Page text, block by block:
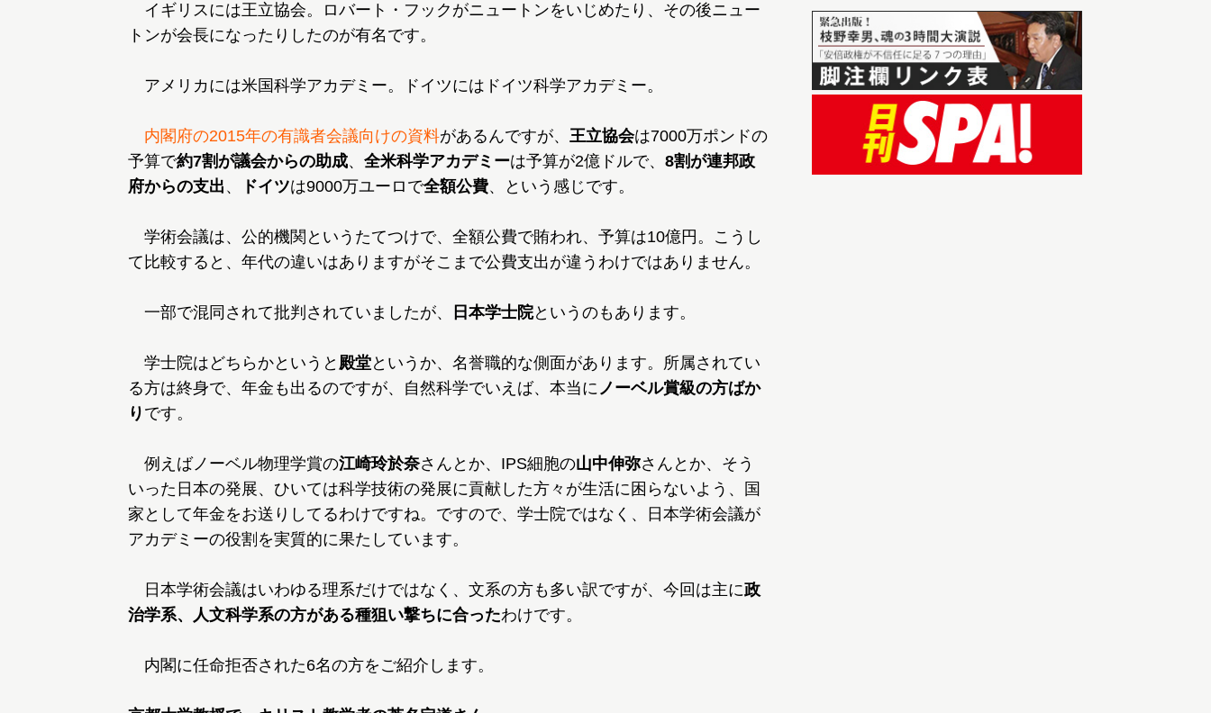
イギリスには王立協会。ロバート・フックがニュートンをいじめたり、その後ニュー
トンが会長になったりしたのが有名です。
アメリカには米国科学アカデミー。ドイツにはドイツ科学アカデミー。
内閣府の2015年の有識者会議向けの資料があるんですが、 王立協会は7000万ポンドの
予算で約7割が議会からの助成、 全米科学アカデミーは予算が2億ドルで、 8割が連邦政
府からの支出 、 ドイツは9000万ユーロで全額公費、という感じです。
学術会議は、公的機関というたてつけで、全額公費で賄われ、予算は10億円。こうし
て比較すると、年代の違いはありますがそこまで公費支出が違うわけではありません。
一部で混同されて批判されていましたが、 日本学士院というのもあります。
学士院はどちらかというと 殿堂というか、名誉職的な側面があります。所属されてい
る方は終身で、年金も出るのですが、自然科学でいえば、本当にノーベル賞級の方ばか
り です。
例えばノーベル物理学賞の江崎玲於奈さんとか、IPS細胞の山中伸弥さんとか、そう
いった日本の発展、ひいては科学技術の発展に貢献した方々が生活に困らないよう、国
家として年金をお送りしてるわけですね。ですので、学士院ではなく、日本学術会議が
アカデミーの役割を実質的に果たしています。
日本学術会議はいわゆる理系だけではなく、文系の方も多い訳ですが、今回は主に政
治学系、人文科学系の方がある種狙い撃ちに合ったわけです。
内閣に任命拒否された6名の方をご紹介します。